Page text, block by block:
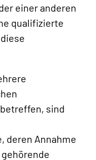
einer anderen
qualifizierte
sind
deren Annahme